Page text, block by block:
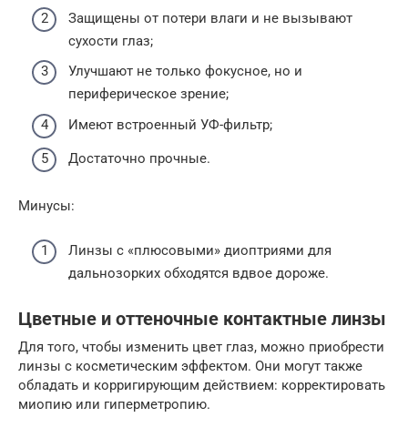
Защищены от потери влаги и не вызывают
сухости глаз;
Улучшают не только фокусное, но и
периферическое зрение;
Имеют встроенный УФ-фильтр;
Достаточно прочные.
Минусы:
Линзы с «плюсовыми» диоптриями для
дальнозорких обходятся вдвое дороже.
Цветные и оттеночные контактные линзы
Для того, чтобы изменить цвет глаз, можно приобрести
линзы с косметическим эффектом. Они могут также
обладать и корригирующим действием: корректировать
миопию или гиперметропию.